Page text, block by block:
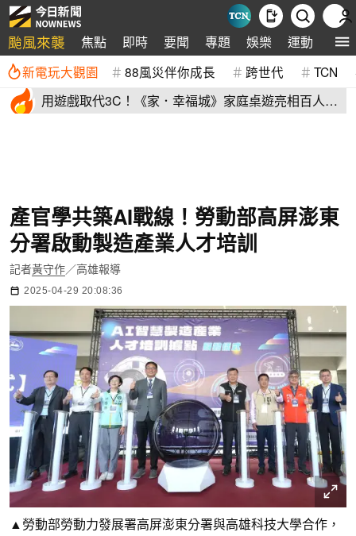
颱風來襲 焦點 即時 要聞 專題 娛樂 運動 全球
新電玩大觀園 88風災伴你成長 跨世代 TCN
用遊戲取代3C！《家．幸福城》家庭桌遊亮相百人三
產官學共築AI戰線！勞動部高屏澎東
分署啟動製造產業人才培訓
記者黃守作／高雄報導
2025-04-29 20:08:36
▲勞動部勞動力發展署高屏澎東分署與高雄科技大學合作，